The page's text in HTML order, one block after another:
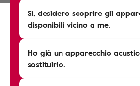
Sì, desidero scoprire gli
disponibili vicino a me.
Ho già un apparecchio
sostituirlo.